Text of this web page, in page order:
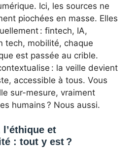
Ici, les sources ne
piochées en masse. Elles
: fintech, IA,
tech, mobilité, chaque
est passée au crible.
: la veille devient
accessible à tous. Vous
sur-mesure, vraiment
humains ? Nous aussi.
et
: tout y est ?